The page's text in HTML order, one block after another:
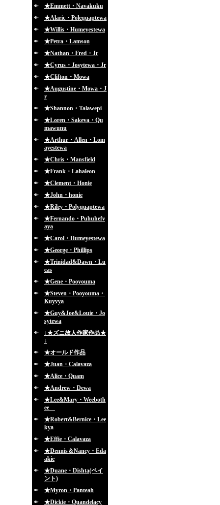
★Emmett・Navakuku
★Alaric・Polequaptewa
★Willis・Humeyestewa
★Petra・Lamson
★Nathan・Fred・Jr
★Cyrus・Josytewa・Jr
★Clifton・Mowa
★Augustine・Mowa・J
r
★Shannon・Talawepi
★Loren・Sakeva・Qu
mawunu
★Arthur・Allen・Lom
ayestewa
★Chris・Mansfield
★Frank・Lahaleon
★Clement・Honie
★John・honie
★Riley・Polyquaptewa
★Fernando・Puhuhefv
aya
★Carol・Humeyestewa
★George・Phillips
★Trinidad&Dawn・Lu
cas
★Gene・Pooyouma
★Steven・Pooyouma・
Kuyvya
★Guy&Joe&Louie・Jo
sytewa
↓★ズニ故人作家作品★
↓
★オールド作品
★Juan・Calavaza
★Alice・Quam
★Andrew・Dewa
★Lee&Mary・Weeboth
ee
★Robert&Bernice・Lee
kya
★Effie・Calavaza
★Dennis＆Nancy・Eda
akie
★Duane・Dishta(ペイ
ント)
★Myron・Panteah
★Dickie・Quandelacy